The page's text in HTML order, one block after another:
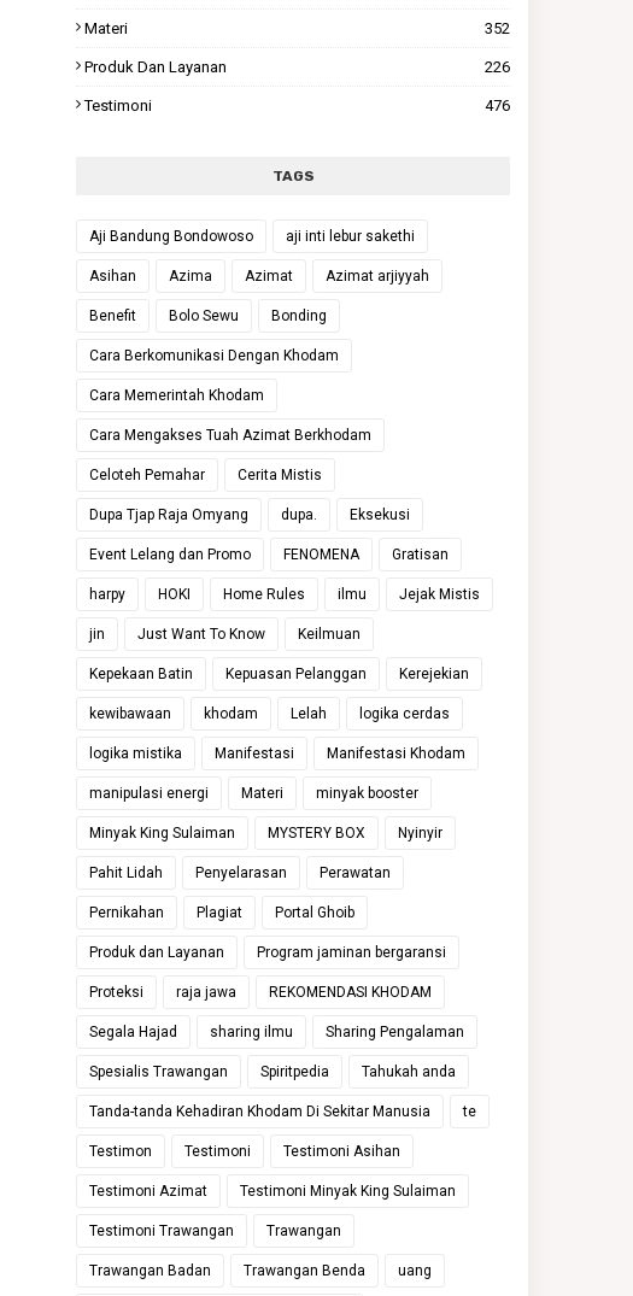
Materi 352
Produk Dan Layanan 226
Testimoni 476
TAGS
Aji Bandung Bondowoso aji inti lebur sakethi
Asihan Azima Azimat Azimat arjiyyah
Benefit Bolo Sewu Bonding
Cara Berkomunikasi Dengan Khodam
Cara Memerintah Khodam
Cara Mengakses Tuah Azimat Berkhodam
Celoteh Pemahar Cerita Mistis
Dupa Tjap Raja Omyang dupa. Eksekusi
Event Lelang dan Promo FENOMENA Gratisan
harpy HOKI Home Rules ilmu Jejak Mistis
jin Just Want To Know Keilmuan
Kepekaan Batin Kepuasan Pelanggan Kerejekian
kewibawaan khodam Lelah logika cerdas
logika mistika Manifestasi Manifestasi Khodam
manipulasi energi Materi minyak booster
Minyak King Sulaiman MYSTERY BOX Nyinyir
Pahit Lidah Penyelarasan Perawatan
Pernikahan Plagiat Portal Ghoib
Produk dan Layanan Program jaminan bergaransi
Proteksi raja jawa REKOMENDASI KHODAM
Segala Hajad sharing ilmu Sharing Pengalaman
Spesialis Trawangan Spiritpedia Tahukah anda
Tanda-tanda Kehadiran Khodam Di Sekitar Manusia te
Testimon Testimoni Testimoni Asihan
Testimoni Azimat Testimoni Minyak King Sulaiman
Testimoni Trawangan Trawangan
Trawangan Badan Trawangan Benda uang